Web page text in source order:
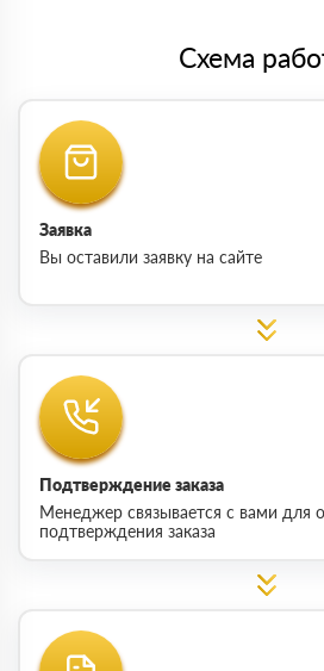
Схема
Заявка
Вы оставили заявку на сайте
Подтверждение заказа
Менеджер связывается с вами для
подтверждения заказа